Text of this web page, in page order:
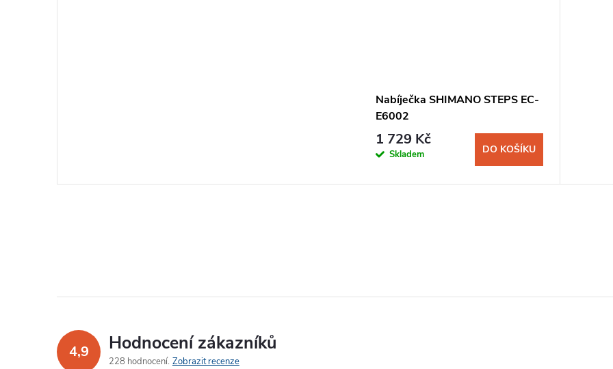
Nabíječka SHIMANO STEPS EC-
E6002
1 729 Kč
Skladem DO KOŠÍKU
4,9 Hodnocení zákazníků
228 hodnocení Zobrazit recenze